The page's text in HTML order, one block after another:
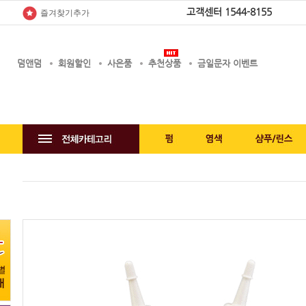
즐겨찾기추가 고객센터 1544-8155
덤앤덤 회원할인 사은품 추천상품 금일문자 이벤트